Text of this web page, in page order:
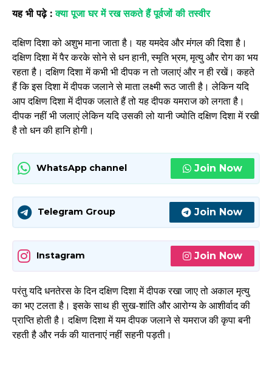
यह भी पढ़े :क्या पूजा घर में रख सकते हैं पूर्वजों की तस्वीर
दक्षिण दिशा को अशुभ माना जाता है। यह यमदेव और मंगल की दिशा है।
दक्षिण दिशा में पैर करके सोने से धन हानी, स्मृति भ्रम, मृत्यु और रोग का भय
रहता है। दक्षिण दिशा में कभी भी दीपक न तो जलाएं और न ही रखें। कहते
हैं कि इस दिशा में दीपक जलाने से माता लक्ष्मी रूठ जाती है। लेकिन यदि
आप दक्षिण दिशा में दीपक जलाते हैं तो यह दीपक यमराज को लगता है।
दीपक नहीं भी जलाएं लेकिन यदि उसकी लो यानी ज्योति दक्षिण दिशा में रखी
है तो धन की हानि होगी।
WhatsApp channel Join Now
Telegram Group Join Now
Instagram Join Now
परंतु यदि धनतेरस के दिन दक्षिण दिशा में दीपक रखा जाए तो अकाल मृत्यु
का भए टलता है। इसके साथ ही सुख-शांति और आरोग्य के आशीर्वाद की
प्राप्ति होती है। दक्षिण दिशा में यम दीपक जलाने से यमराज की कृपा बनी
रहती है और नर्क की यातनाएं नहीं सहनी पड़ती।